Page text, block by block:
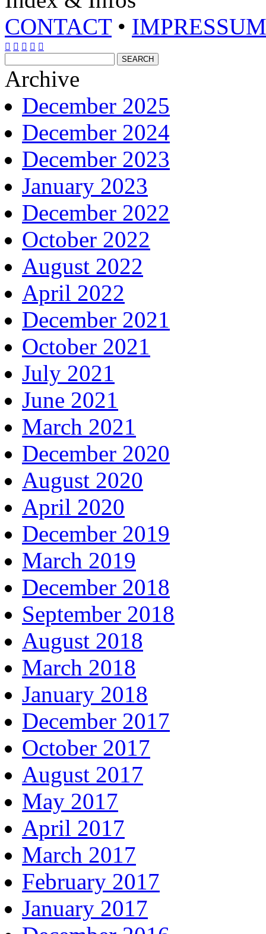
CONTACT• IMPRESSUM
    
Archive
December 2025
December 2024
December 2023
January 2023
December 2022
October 2022
August 2022
April 2022
December 2021
October 2021
July 2021
June 2021
March 2021
December 2020
August 2020
April 2020
December 2019
March 2019
December 2018
September 2018
August 2018
March 2018
January 2018
December 2017
October 2017
August 2017
May 2017
April 2017
March 2017
February 2017
January 2017